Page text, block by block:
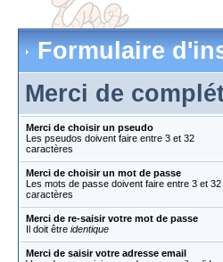
Formulaire
Merci de
Merci de choisir un pseudo
Les pseudos doivent faire entre 3 et 32
caractères
Merci de choisir un mot de passe
Les mots de passe doivent faire entre 3 et 32
caractères
Merci de re-saisir votre mot de passe
Il doit être identique
Merci de saisir votre adresse email